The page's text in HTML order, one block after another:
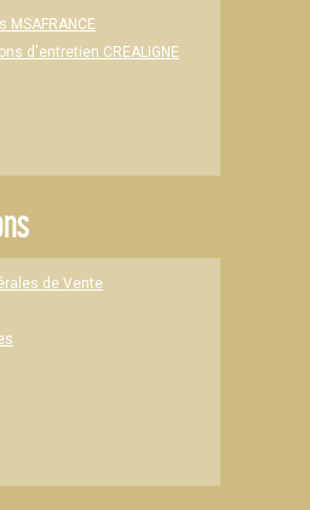
MSAFRANCE
d'entretien CREALIGNE
de Vente